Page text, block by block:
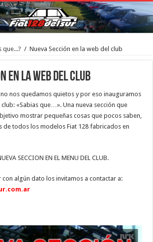
que...? / Nueva Sección en la web del club
en la web del club
nos quedamos quietos y por eso inauguramos
«Sabias que…». Una nueva sección que
mostrar pequeñas cosas que pocos saben,
de todos los modelos Fiat 128 fabricados en
SECCION EN EL MENU DEL CLUB.
algún dato los invitamos a contactar a: